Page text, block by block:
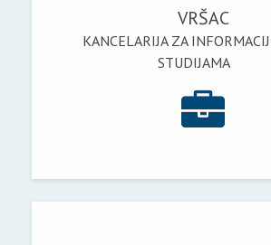
VRŠAC
KANCELARIJA ZA
STUDIJAMA